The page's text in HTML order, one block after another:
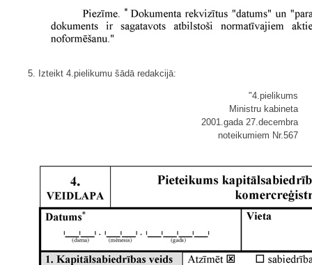
5. Izteikt 4.pielikumu šādā redakcijā:
"4.pielikums
Ministru kabineta
2001.gada 27.decembra
noteikumiem Nr.567